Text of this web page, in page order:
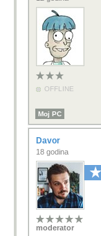
OFFLINE
Moj PC
Davor
18 godina
moderator